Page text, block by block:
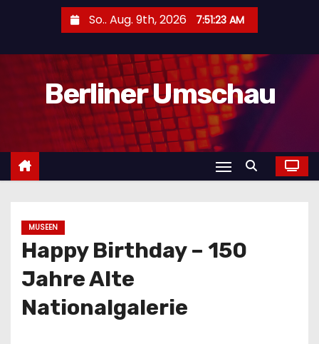
l
So.. Aug. 9th, 2026 7:51:25 AM
Berliner Umschau
MUSEEN
Happy Birthday – 150
Jahre Alte
Nationalgalerie